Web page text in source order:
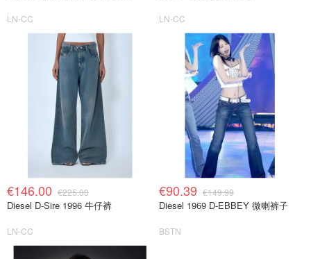
LN-CC LN-CC
€146.00 €225.00
Diesel D-Sire 1996 牛仔裤
LN-CC
€90.39 €149.99
Diesel 1969 D-EBBEY 微喇裤子
BSTN